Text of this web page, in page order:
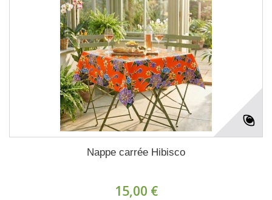
Nappe carrée Hibisco
15,00 €